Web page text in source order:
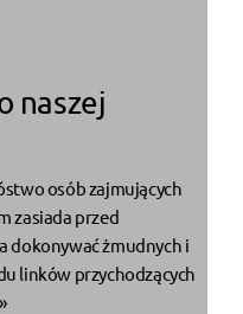
naszej
osób zajmujących
zasiada przed
dokonywać żmudnych i
linków przychodzących